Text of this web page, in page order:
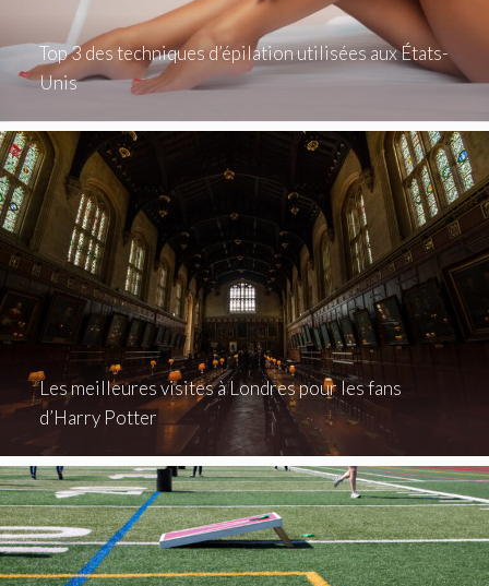
Top 3 des techniques d’épilation utilisées aux États-
Unis
Les meilleures visites à Londres pour les fans
d’Harry Potter